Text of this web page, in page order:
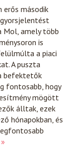
második
amely több
is
a piaci
A puszta
befektetők
fontosabb, hogy
mögött
álltak, ezek
hónapokban, és